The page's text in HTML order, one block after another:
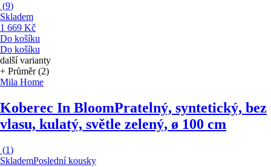
(9)
Skladem
1 669 Kč
Do košíku
Do košíku
další varianty
+ Průměr (2)
Mila Home
Koberec In BloomPratelný, syntetický, bez
vlasu, kulatý, světle zelený, ø 100 cm
(1)
SklademPoslední kousky